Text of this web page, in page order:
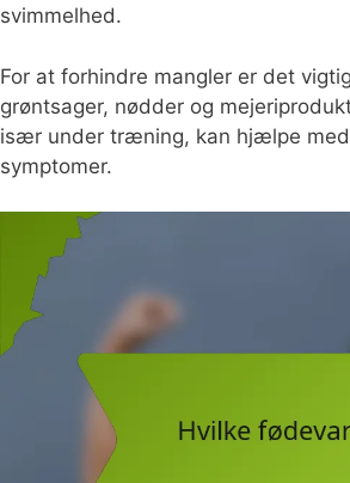
svimmelhed.
For at forhindre mangler er det
grøntsager, nødder og
især under træning, kan hjælpe
symptomer.